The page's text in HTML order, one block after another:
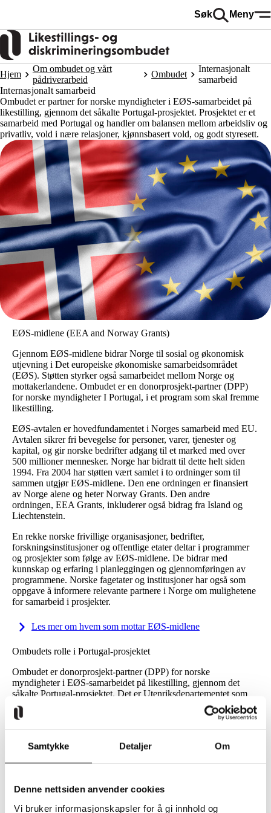
Samtykke Detaljer Om
Denne nettsiden anvender cookies
Vi bruker informasjonskapsler for å gi innhold og
Søk Meny
Hjem
Om ombudet og vårt
pådriverarbeid
Ombudet
Internasjonalt
samarbeid
Internasjonalt samarbeid
Ombudet er partner for norske myndigheter i EØS-samarbeidet på
likestilling, gjennom det såkalte Portugal-prosjektet. Prosjektet er et
samarbeid med Portugal og handler om balansen mellom arbeidsliv og
privatliv, vold i nære relasjoner, kjønnsbasert vold, og godt styresett.
EØS-midlene (EEA and Norway Grants)
Gjennom EØS-midlene bidrar Norge til sosial og økonomisk
utjevning i Det europeiske økonomiske samarbeidsområdet
(EØS). Støtten styrker også samarbeidet mellom Norge og
mottakerlandene. Ombudet er en donorprosjekt-partner (DPP)
for norske myndigheter I Portugal, i et program som skal fremme
likestilling.
EØS-avtalen er hovedfundamentet i Norges samarbeid med EU.
Avtalen sikrer fri bevegelse for personer, varer, tjenester og
kapital, og gir norske bedrifter adgang til et marked med over
500 millioner mennesker. Norge har bidratt til dette helt siden
1994. Fra 2004 har støtten vært samlet i to ordninger som til
sammen utgjør EØS-midlene. Den ene ordningen er finansiert
av Norge alene og heter Norway Grants. Den andre
ordningen, EEA Grants, inkluderer også bidrag fra Island og
Liechtenstein.
En rekke norske frivillige organisasjoner, bedrifter,
forskningsinstitusjoner og offentlige etater deltar i programmer
og prosjekter som følge av EØS-midlene. De bidrar med
kunnskap og erfaring i planleggingen og gjennomføringen av
programmene. Norske fagetater og institusjoner har også som
oppgave å informere relevante partnere i Norge om mulighetene
for samarbeid i prosjekter.
Les mer om hvem som mottar EØS-midlene
Ombudets rolle i Portugal-prosjektet
Ombudet er donorprosjekt-partner (DPP) for norske
myndigheter i EØS-samarbeidet på likestilling, gjennom det
såkalte Portugal-prosjektet. Det er Utenriksdepartementet som
har forhandlet fram dette likestillingsprogrammet med Portugal,
og oppnevnt ombudet som DPP. Her har vi en overordnet
Brussel, og den portugisiske programoperatøren (PO).
oppnår gode resultater. Budsjett er på 6 millioner Euro, altså om